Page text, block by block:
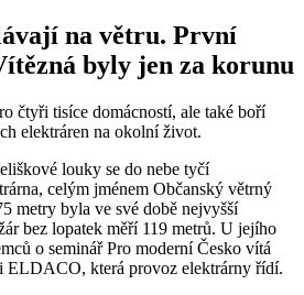
na větru. První
byly jen za korunu
čtyři tisíce domácností, ale také boří
elektráren na okolní život.
louky se do nebe tyčí
celým jménem Občanský větrný
metry byla ve své době nejvyšší
bez lopatek měří 119 metrů. U jejího
o seminář Pro moderní Česko vítá
ELDACO, která provoz elektrárny řídí.